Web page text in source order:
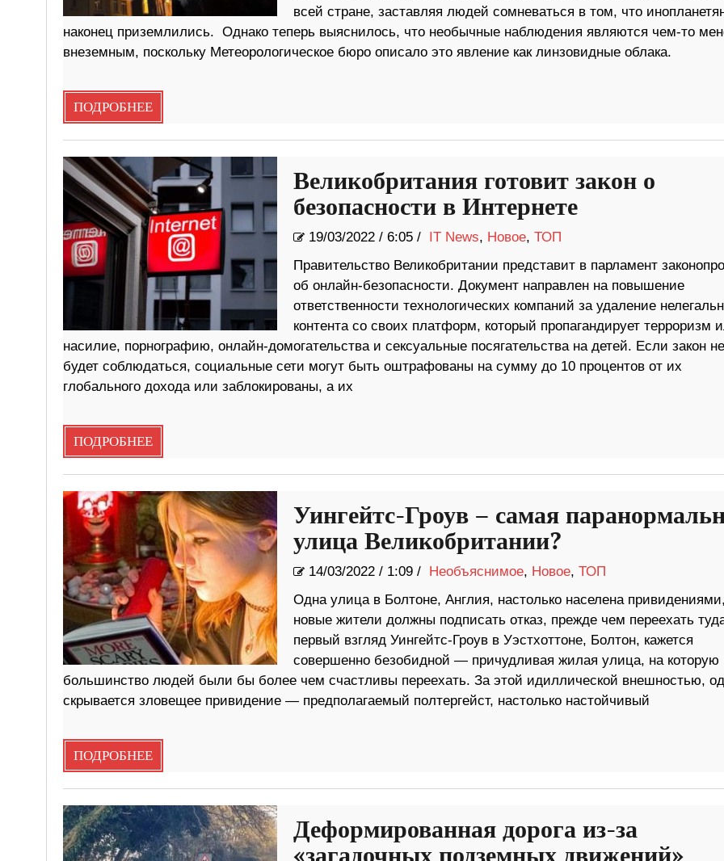
всей стране, заставляя людей сомневаться в том, что
наконец приземлились. Однако теперь выяснилось, что необычные наблюдения являются чем-то
внеземным, поскольку Метеорологическое бюро описало это явление как линзовидные облака.
ПОДРОБНЕЕ
Великобритания готовит закон о
безопасности в Интернете
19/03/2022/ 6:05 / IT News, Новое, ТОП
Правительство Великобритании представит в парламент
об онлайн-безопасности. Документ направлен на повышение
ответственности технологических компаний за удаление
контента со своих платформ, который пропагандирует терроризм
насилие, порнографию, онлайн-домогательства и сексуальные посягательства на детей. Если закон не
будет соблюдаться, социальные сети могут быть оштрафованы на сумму до 10 процентов от их
глобального дохода или заблокированы, а их
ПОДРОБНЕЕ
Уингейтс-Гроув – самая
улица Великобритании?
14/03/2022/ 1:09 / Необъяснимое, Новое, ТОП
Одна улица в Болтоне, Англия, настолько населена
новые жители должны подписать отказ, прежде чем переехать
первый взгляд Уингейтс-Гроув в Уэстхоттоне, Болтон, кажется
совершенно безобидной — причудливая жилая улица, на которую
большинство людей были бы более чем счастливы переехать. За этой идиллической внешностью,
скрывается зловещее привидение — предполагаемый полтергейст, настолько настойчивый
ПОДРОБНЕЕ
Деформированная дорога из-за